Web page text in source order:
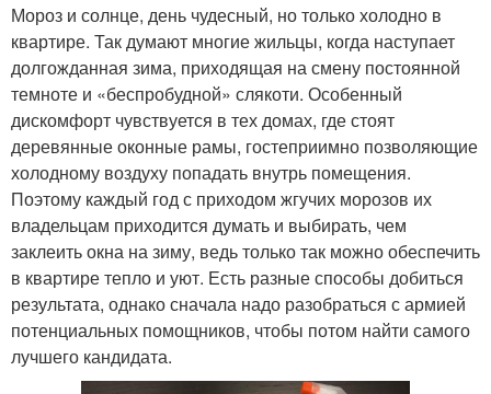
Мороз и солнце, день чудесный, но только холодно в
квартире. Так думают многие жильцы, когда наступает
долгожданная зима, приходящая на смену постоянной
темноте и «беспробудной» слякоти. Особенный
дискомфорт чувствуется в тех домах, где стоят
деревянные оконные рамы, гостеприимно позволяющие
холодному воздуху попадать внутрь помещения.
Поэтому каждый год с приходом жгучих морозов их
владельцам приходится думать и выбирать, чем
заклеить окна на зиму, ведь только так можно обеспечить
в квартире тепло и уют. Есть разные способы добиться
результата, однако сначала надо разобраться с армией
потенциальных помощников, чтобы потом найти самого
лучшего кандидата.